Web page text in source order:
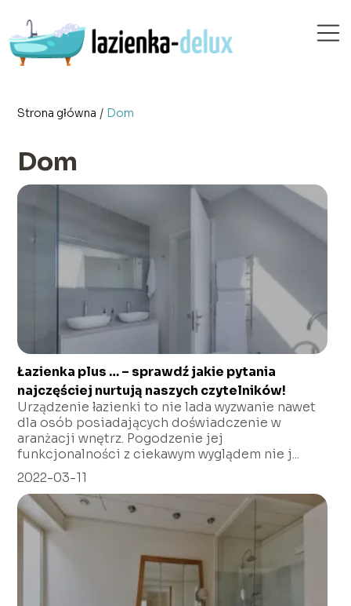
Strona główna / Dom
Dom
Łazienka plus … – sprawdź jakie pytania
najczęściej nurtują naszych czytelników!
Urządzenie łazienki to nie lada wyzwanie nawet
dla osób posiadających doświadczenie w
aranżacji wnętrz. Pogodzenie jej
funkcjonalności z ciekawym wyglądem nie j...
2022-03-11